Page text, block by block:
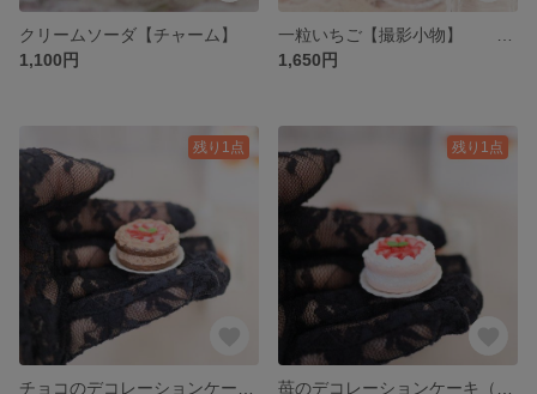
クリームソーダ【チャーム】
1,100円
1,650円
残り1点 残り1点